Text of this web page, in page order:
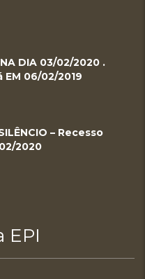
DIA 03/02/2020 .
EM 06/02/2019
– Recesso
2020
EPI